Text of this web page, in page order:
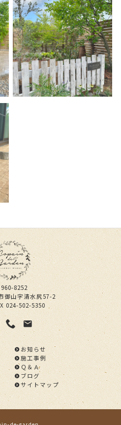
960-8252
御山字清水尻57-2
024-502-5350
お知らせ
施工事例
Ｑ＆Ａ
ブログ
サイトマップ